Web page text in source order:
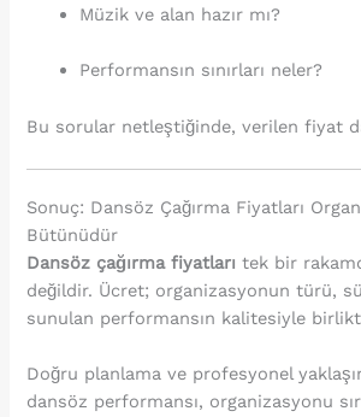
Müzik ve alan hazır mı?
Performansın sınırları neler?
Bu sorular netleştiğinde, verilen fiyat
Sonuç: Dansöz Çağırma Fiyatları
Bütünüdür
Dansöz çağırma fiyatları tek bir
değildir. Ücret; organizasyonun türü,
sunulan performansın kalitesiyle
Doğru planlama ve profesyonel
dansöz performansı, organizasyonu